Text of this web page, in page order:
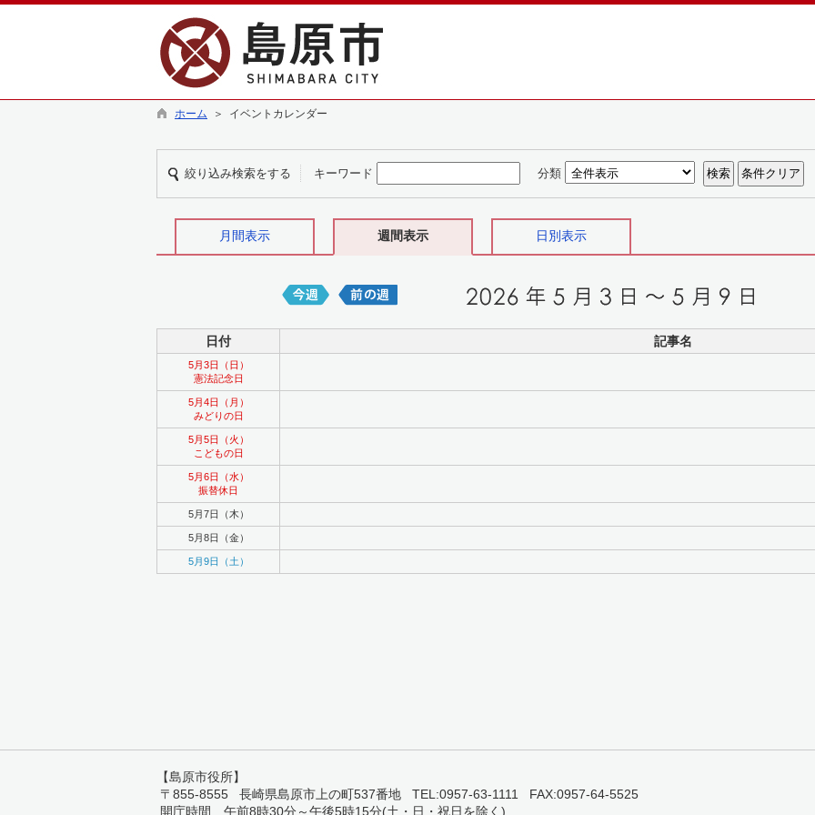
ホーム ＞ イベントカレンダー
絞り込み検索をする キーワード 分類
月間表示 週間表示 日別表示
日付 記事名
5月3日（日）
憲法記念日
5月4日（月）
みどりの日
5月5日（火）
こどもの日
5月6日（水）
振替休日
5月7日（木）
5月8日（金）
5月9日（土）
【島原市役所】
〒855-8555 長崎県島原市上の町537番地 TEL:0957-63-1111 FAX:0957-64-5525
開庁時間 午前8時30分～午後5時15分(土・日・祝日を除く)